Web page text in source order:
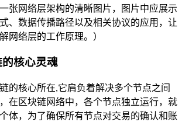
一张网络层架构的清晰图片，图片中应展示
、数据传播路径以及相关协议的应用，让
网络层的工作原理。）
核心灵魂
的核心所在,它肩负着解决多个节点之间
在区块链网络中，各个节点独立运行，就
体，为了确保所有节点对交易的确认和账